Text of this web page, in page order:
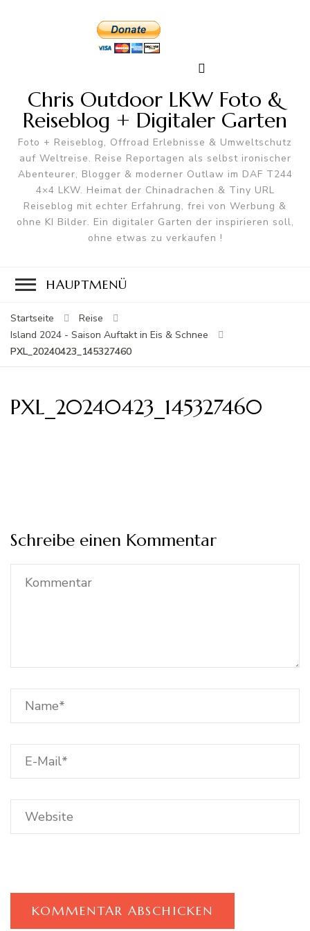
Chris Outdoor LKW Foto &
Reiseblog + Digitaler Garten
Foto + Reiseblog, Offroad Erlebnisse & Umweltschutz
auf Weltreise. Reise Reportagen als selbst ironischer
Abenteurer, Blogger & moderner Outlaw im DAF T244
4×4 LKW. Heimat der Chinadrachen & Tiny URL
Reiseblog mit echter Erfahrung, frei von Werbung &
ohne KI Bilder. Ein digitaler Garten der inspirieren soll,
ohne etwas zu verkaufen !
HAUPTMENÜ
Startseite
Reise
Island 2024 - Saison Auftakt in Eis & Schnee
PXL_20240423_145327460
PXL_20240423_145327460
Schreibe einen Kommentar